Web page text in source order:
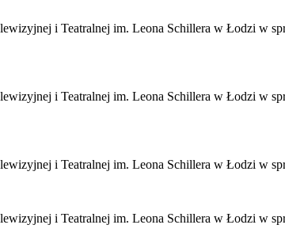
i Teatralnej im. Leona Schillera w Łodzi w
i Teatralnej im. Leona Schillera w Łodzi w
i Teatralnej im. Leona Schillera w Łodzi w
i Teatralnej im. Leona Schillera w Łodzi w